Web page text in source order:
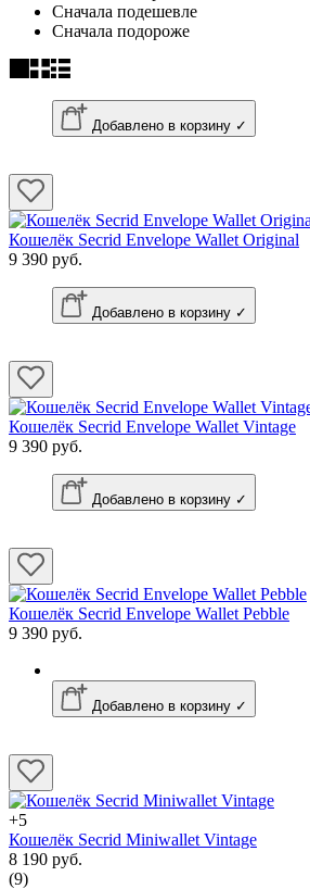
Сначала подешевле
Сначала подороже
Добавлено в корзину ✓
Кошелёк Secrid Envelope Wallet Original
9 390 руб.
Добавлено в корзину ✓
Кошелёк Secrid Envelope Wallet Vintage
9 390 руб.
Добавлено в корзину ✓
Кошелёк Secrid Envelope Wallet Pebble
9 390 руб.
Добавлено в корзину ✓
+5
Кошелёк Secrid Miniwallet Vintage
8 190 руб.
(9)